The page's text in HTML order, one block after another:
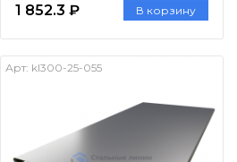
1 852.3 ₽ В корзину
Арт: kl300-25-055